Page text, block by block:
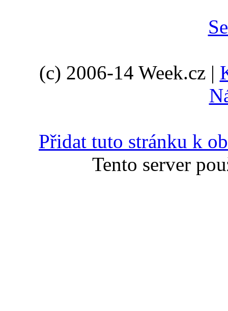
(c) 2006-14 Week.cz |
Přidat tuto stránku k
Tento server